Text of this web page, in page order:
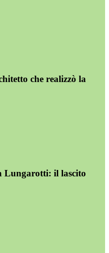
che realizzò la
Lungarotti: il lascito